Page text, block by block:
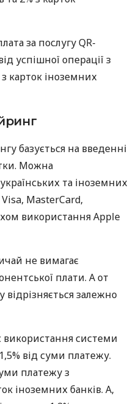
за послугу QR-
успішної операції з
з карток іноземних
базується на введенні
Можна
та іноземних
MasterCard,
використання Apple
не вимагає
плати. А от
відрізняється залежно
використання системи
від суми платежу.
платежу з
іноземних банків. А,